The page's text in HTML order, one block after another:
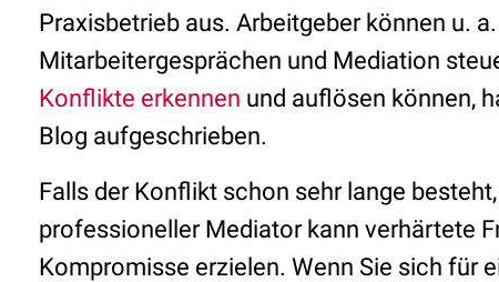
Praxisbetrieb aus. Arbeitgeber können u.
Mitarbeitergesprächen und Mediation
Konflikte erkennen und auflösen können,
Blog aufgeschrieben.
Falls der Konflikt schon sehr lange
professioneller Mediator kann verhärtete
Kompromisse erzielen. Wenn Sie sich für